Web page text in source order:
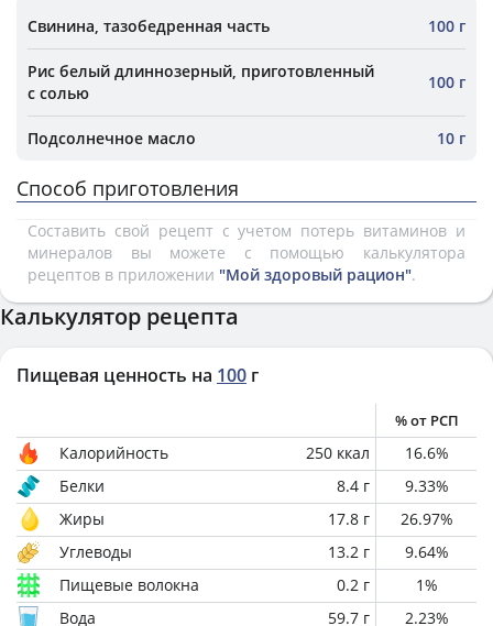
Свинина, тазобедренная часть 100 г
Рис белый длиннозерный, приготовленный
с солью
100 г
Подсолнечное масло 10 г
Способ приготовления
Составить свой рецепт с учетом потерь витаминов и
минералов вы можете с помощью калькулятора
рецептов в приложении "Мой здоровый рацион".
Калькулятор рецепта
Пищевая ценность на 100 г
% от РСП
Калорийность 250 ккал 16.6%
Белки
8.4 г 9.33%
Жиры
17.8 г 26.97%
Углеводы
13.2 г 9.64%
Пищевые волокна
0.2 г 1%
Вода
59.7 г 2.23%